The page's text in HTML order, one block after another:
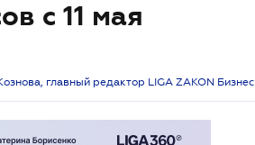
с 11 мая
главный редактор LIGA ZAKON Бизнес